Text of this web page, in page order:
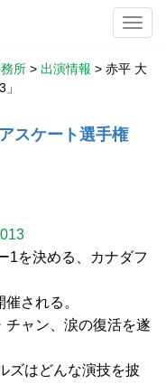
所 > 出演情報 > 赤平 大
スケート選手権
1を決める、カナダフ
される。
チャン、涙の復活を遂
ズはどんな演技を披